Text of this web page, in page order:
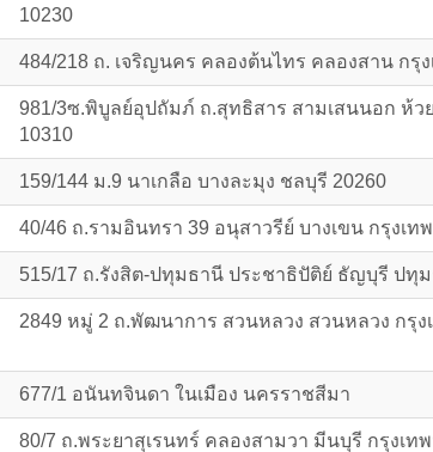
10230
484/218 ถ. เจริญนคร คลองต้นไทร คลองสาน กรุง
981/3ซ.พิบูลย์อุปถัมภ์ ถ.สุทธิสาร สามเสนนอก ห้ว
10310
159/144 ม.9 นาเกลือ บางละมุง ชลบุรี 20260
40/46 ถ.รามอินทรา 39 อนุสาวรีย์ บางเขน กรุงเท
515/17 ถ.รังสิต-ปทุมธานี ประชาธิปัติย์ ธัญบุรี ปทุ
2849 หมู่ 2 ถ.พัฒนาการ สวนหลวง สวนหลวง กรุง
677/1 อนันทจินดา ในเมือง นครราชสีมา
80/7 ถ.พระยาสุเรนทร์ คลองสามวา มีนบุรี กรุงเท